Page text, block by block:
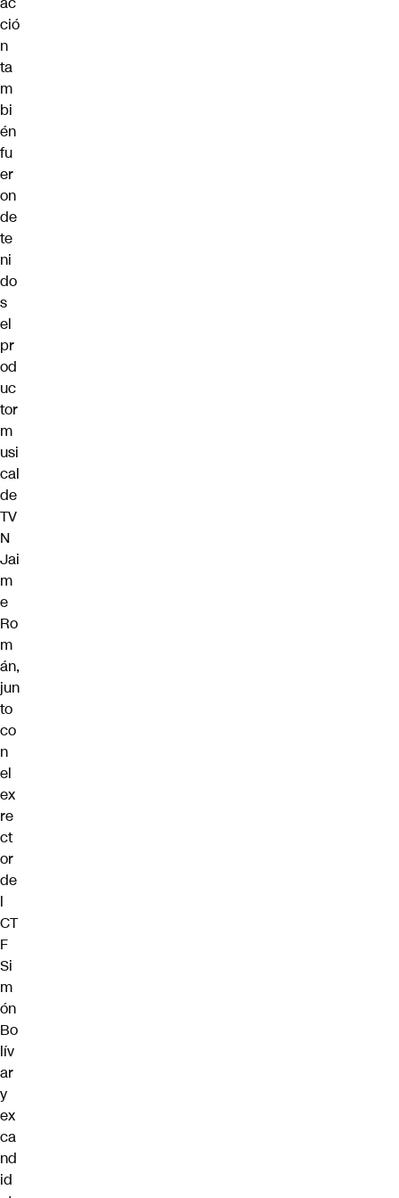
ció
n
ta
m
bi
én
fu
er
on
de
te
ni
do
s
el
pr
od
uc
tor
m
usi
cal
de
TV
N
Jai
m
e
Ro
m
án,
jun
to
co
n
el
ex
re
ct
or
de
l
CT
F
Si
m
ón
Bo
lív
ar
y
ex
ca
nd
id